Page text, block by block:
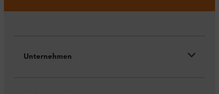
Unternehmen